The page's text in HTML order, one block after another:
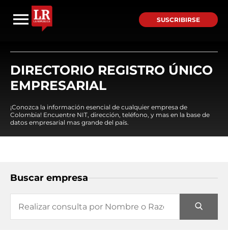
SUSCRIBIRSE
DIRECTORIO REGISTRO ÚNICO
EMPRESARIAL
¡Conozca la información esencial de cualquier empresa de
Colombia! Encuentre NIT, dirección, teléfono, y mas en la base de
datos empresarial mas grande del país.
Buscar empresa